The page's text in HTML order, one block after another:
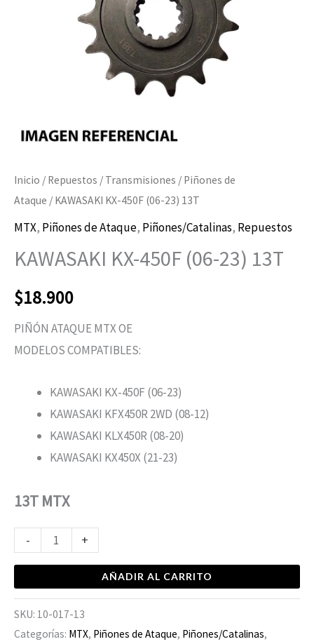
Inicio / Repuestos / Transmisiones / Piñones de
Ataque / KAWASAKI KX-450F (06-23) 13T
MTX, Piñones de Ataque, Piñones/Catalinas, Repuestos
KAWASAKI KX-450F (06-23) 13T
$18.900
PIÑÓN ATAQUE MTX OE
MODELOS COMPATIBLES:
KAWASAKI KX-450F (06-23)
KAWASAKI KFX450R 2WD (08-12)
KAWASAKI KLX450R (08-20)
KAWASAKI KX450X (21-23)
13T MTX
- +
AÑADIR AL CARRITO
SKU: 10-017-13
Categorías: MTX, Piñones de Ataque, Piñones/Catalinas,